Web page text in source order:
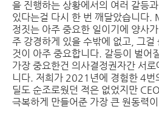
을 진행하는 상황에서의 여러 갈등
있다는걸 다시 한 번 깨달았습니다.
정짓는 아주 중요한 일이기에 양사
주 강경하게 있을 수밖에 없고, 그걸
것이 아주 중요합니다. 갈등이 벌어
가장 중요한건 의사결정권자간 서
니다. 저희가 2021년에 경험한 4
딜도 순조로웠던 적은 없었지만
극복하게 만들어준 가장 큰 원동력